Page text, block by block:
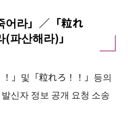
어라」／「粒れ
파산해라)」
」및「粒れろ！！」등의
신자 정보 공개 요청 소송